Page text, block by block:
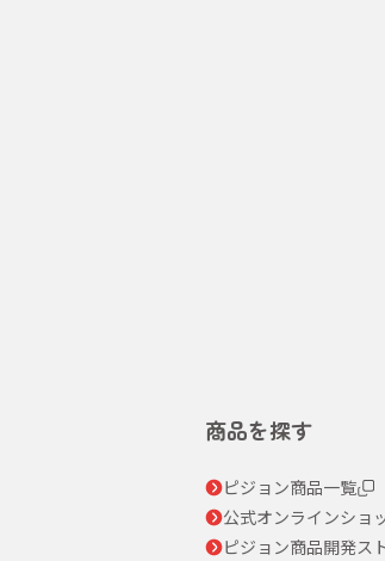
商品を探す
ピジョン商品一覧
公式オンラインショ
ピジョン商品開発ス